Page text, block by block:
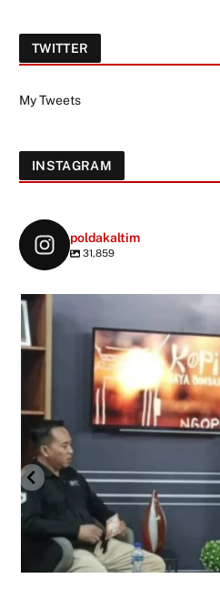
TWITTER
My Tweets
INSTAGRAM
poldakaltim
31,859